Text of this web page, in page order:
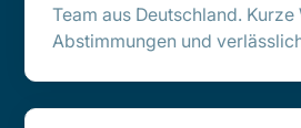
Team aus Deutschland.
Abstimmungen und